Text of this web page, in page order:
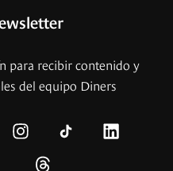
para recibir contenido y
del equipo Diners